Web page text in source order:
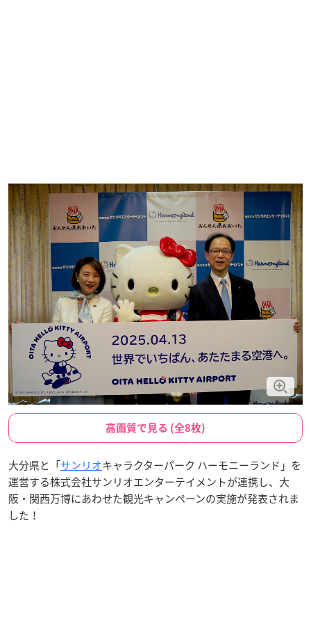
高画質で見る (全8枚)
大分県と「サンリオキャラクターパーク ハーモニーランド」を
運営する株式会社サンリオエンターテイメントが連携し、大
阪・関西万博にあわせた観光キャンペーンの実施が発表されま
した！